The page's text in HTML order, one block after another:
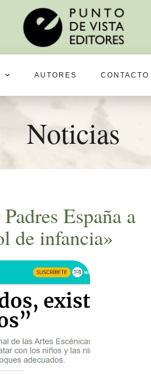
AUTORES CONTACTO
Noticias
España a
de infancia»